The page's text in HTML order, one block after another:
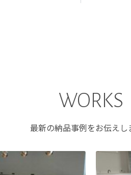
WORKS
最新の納品事例をお伝えし